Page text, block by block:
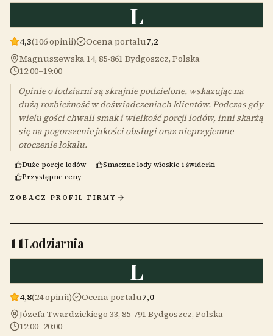
L
4,3(106 opinii) Ocena portalu7,2
Magnuszewska 14, 85-861 Bydgoszcz, Polska
12:00–19:00
Opinie o lodziarni są skrajnie podzielone, wskazując na
dużą rozbieżność w doświadczeniach klientów. Podczas gdy
wielu gości chwali smak i wielkość porcji lodów, inni skarżą
się na pogorszenie jakości obsługi oraz nieprzyjemne
otoczenie lokalu.
Duże porcje lodów
Smaczne lody włoskie i świderki
Przystępne ceny
ZOBACZ PROFIL FIRMY
11Lodziarnia
L
4,8(24 opinii) Ocena portalu7,0
Józefa Twardzickiego 33, 85-791 Bydgoszcz, Polska
12:00–20:00